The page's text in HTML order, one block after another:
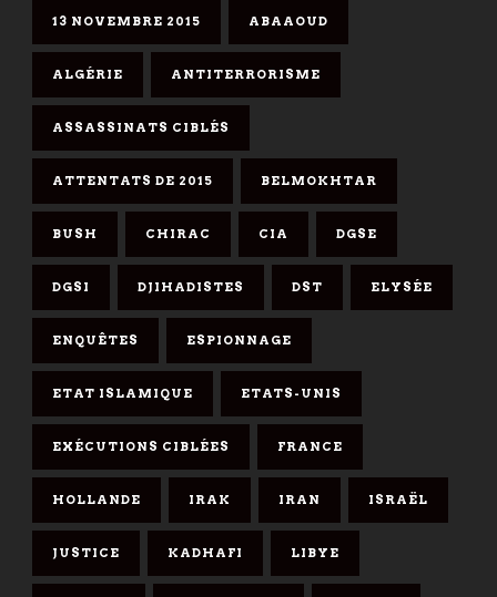
13 NOVEMBRE 2015 ABAAOUD
ALGÉRIE ANTITERRORISME
ASSASSINATS CIBLÉS
ATTENTATS DE 2015 BELMOKHTAR
BUSH CHIRAC CIA DGSE
DGSI DJIHADISTES DST ELYSÉE
ENQUÊTES ESPIONNAGE
ETAT ISLAMIQUE ETATS-UNIS
EXÉCUTIONS CIBLÉES FRANCE
HOLLANDE IRAK IRAN ISRAËL
JUSTICE KADHAFI LIBYE